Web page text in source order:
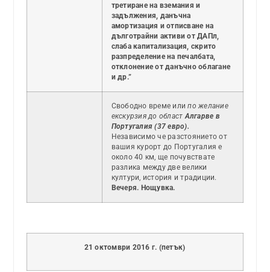
третиране на вземания и
задължения, данъчна
амортизация и отписване на
дълготрайни активи от ДАПл,
слаба капитализация, скрито
разпределение на печалбата,
отклонение от данъчно облагане
и др.”
Свободно време илипо желание
екскурзия до областАлгарве в
Португалия (37 евро).
Независимо че разстоянието от
вашия курорт до Португалия е
около 40 км, ще почувствате
разлика между две велики
култури, история и традиции.
Вечеря. Нощувка.
21 октомври 2016 г. (петък)